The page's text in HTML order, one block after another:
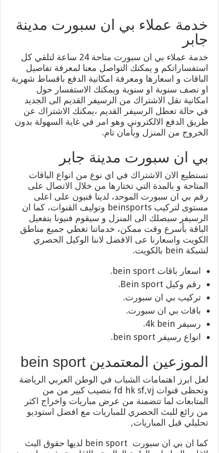
خدمة عملاء بي ان سبورت مدينة
جابر
خدمة عملاء بي ان سبورت متاحة 24 ساعة لتلقي كل
استفساراتكم و يمكنك التواصل معنا لمعرفة تفاصيل
الباقات و اسعارها ومعرفة امكانية الدفع باقساط شهرية
او نصف سنوية او سنوية ويمكنك الاستفسار حول
امكانية نقل الاشتراك من الرسيفر القديم الى الجديد
في حالة تعطل الرسيفر القديم ،يمكنك الاشتراك عن
طريق الدفع الالكتروني وهو امر في غاية السهولة بدون
الخروج من المنزل وبأمان تام.
بي ان سبورت مدينة جابر
تستطيع الان الاشتراك في اي نوع من انواع الباقات
المتاحة و بالمدة التي تختارها من خلال الاتصال على
رقم بي ان سبورت الموحد، لدينا فنيون على اعلى
مستوى لتركيب beinsports وتوليف القنوات، كما ان
الرسيفر سيصلك الى المنزل و سيقوم فنيونا بتفعيل
الباقة بأسرع وقت ممكن، خدماتنا تغطي جميع مناطق
الكويت واسعارنا عى الافضل لاننا الوكيل الحصري
لشبكة bein بالكويت.
اسعار باقات bein sport.
رقم وكيل Bein sport.
تركيب بي ان سبورت.
باقات بي ان سبورت.
رسيفر 4k bein.
انواع رسيفر bein sport.
الموزعين المعتمدين bein sport
لعل ابرز اهتمامات الشباب في الوطن العربي الرياضة
وتحظى قنوات fd hk sf,vj بنصيب كبير من من
المتابعات لما تتضمنة من عرض مباريات واخراج اكثر
من رائع للبث الحصري للمباريات مع افضل استوديو
تحليلي قبل المباريات,
كما ان بي ان سبورت bein sport لديها حقوق البث